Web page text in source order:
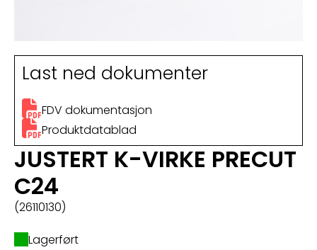
Last ned dokumenter
FDV dokumentasjon
Produktdatablad
JUSTERT K-VIRKE PRECUT
C24
(26110130)
Lagerført